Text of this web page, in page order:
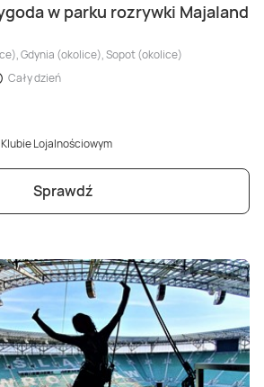
w parku rozrywki Majaland
Gdynia (okolice), Sopot (okolice)
Cały dzień
Lojalnościowym
Sprawdź